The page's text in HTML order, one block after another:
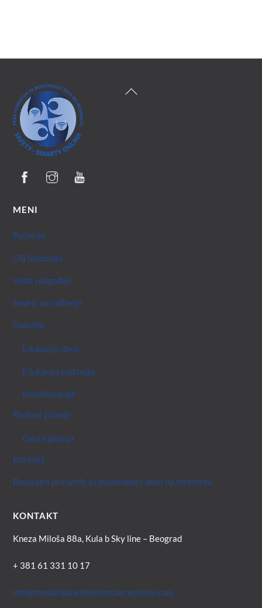
Back
MENI
Početna
Cilj fondacije
Vesti i događaji
Saveti za roditelje
Galerija
Edukacija dece
Edukacija roditelja
Manifestacije
Postavi pitanje
Česta pitanja
Kontakt
Besplatni priručnik za bezbednost dece na internetu
KONTAKT
Kneza Miloša 88a, Kula b Sky line – Beograd
+ 381 61 331 10 17
info@fondacijabezbednostdeceonline.com